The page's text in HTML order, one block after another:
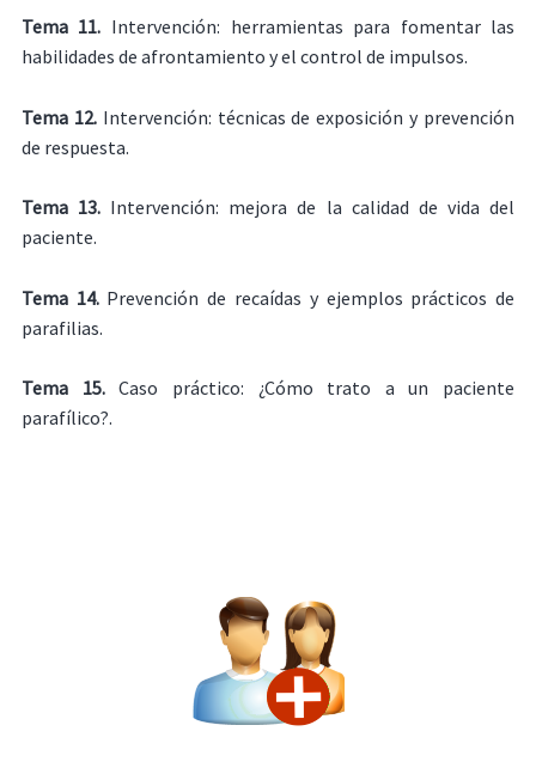
Tema 11. Intervención: herramientas para fomentar las
habilidades de afrontamiento y el control de impulsos.
Tema 12. Intervención: técnicas de exposición y prevención
de respuesta.
Tema 13. Intervención: mejora de la calidad de vida del
paciente.
Tema 14. Prevención de recaídas y ejemplos prácticos de
parafilias.
Tema 15.Caso práctico: ¿Cómo trato a un paciente
parafílico?.